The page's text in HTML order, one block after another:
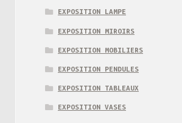
EXPOSITION LAMPE
EXPOSITION MIROIRS
EXPOSITION MOBILIERS
EXPOSITION PENDULES
EXPOSITION TABLEAUX
EXPOSITION VASES